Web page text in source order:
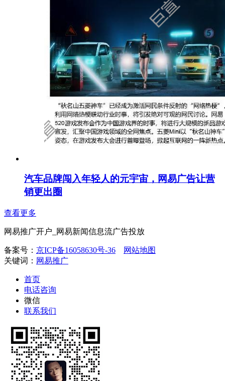
汽车品牌闯入年轻人的元宇宙，网易广告让营
销更出圈
查看更多
网易推广开户_网易新闻信息流广告投放
备案号： 京ICP备16058630号-36
网站地图
关键词： 网易推广
首页
电话咨询
微信
联系我们